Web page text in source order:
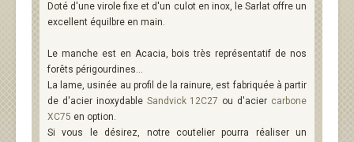
Doté d'une virole fixe et d'un culot en inox, le Sarlat offre un
excellent équilbre en main.
Le manche est en Acacia, bois très représentatif de nos
forêts périgourdines...
La lame, usinée au profil de la rainure, est fabriquée à partir
de d'acier inoxydable Sandvick 12C27 ou d'acier carbone
XC75 en option.
Si vous le désirez, notre coutelier pourra réaliser un